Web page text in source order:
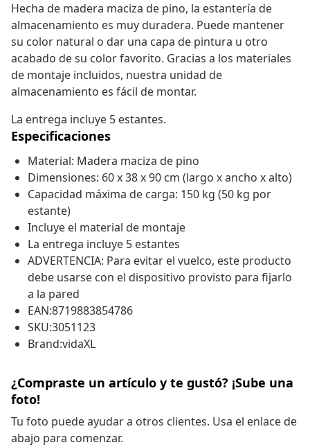
Hecha de madera maciza de pino, la estantería de
almacenamiento es muy duradera. Puede mantener
su color natural o dar una capa de pintura u otro
acabado de su color favorito. Gracias a los materiales
de montaje incluidos, nuestra unidad de
almacenamiento es fácil de montar.
La entrega incluye 5 estantes.
Especificaciones
Material: Madera maciza de pino
Dimensiones: 60 x 38 x 90 cm (largo x ancho x alto)
Capacidad máxima de carga: 150 kg (50 kg por
estante)
Incluye el material de montaje
La entrega incluye 5 estantes
ADVERTENCIA: Para evitar el vuelco, este producto
debe usarse con el dispositivo provisto para fijarlo
a la pared
EAN:8719883854786
SKU:3051123
Brand:vidaXL
¿Compraste un artículo y te gustó? ¡Sube una
foto!
Tu foto puede ayudar a otros clientes. Usa el enlace de
abajo para comenzar.